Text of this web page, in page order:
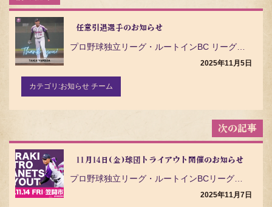
稿
ナ
ビ
ー
シ
任意引退選手のお知らせ
2025年11月5日
カテゴリ:お知らせ チーム
11月14日(金)球団トライアウト開催のお知らせ
プロ野球独立リーグ・ルートインBCリーグ（Baseball Challenge League）の茨城…
2025年11月7日